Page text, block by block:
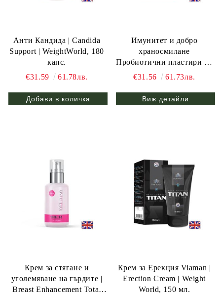
Анти Кандида | Candida
Support | WeightWorld, 180
капс.
€31.59
61.78лв.
Имунитет и добро
храносмилане
Пробиотични пластири 30
бр
€31.56 61.73лв.
Виж детайли
Крем за стягане и
уголемяване на гърдите |
Breast Enhancement Total
Крем за Ерекция Viaman |
Erection Cream | Weight
World, 150 мл.